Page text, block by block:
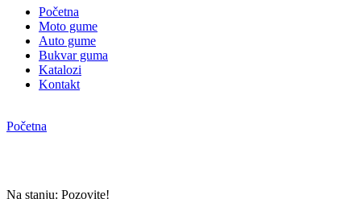
Početna
Moto gume
Auto gume
Bukvar guma
Katalozi
Kontakt
Početna
Na stanju: Pozovite!